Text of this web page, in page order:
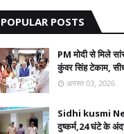
POPULAR POSTS
PM मोदी से मिले
कुंवर सिंह टेकाम,
अगस्त 03, 2026
Sidhi kusmi
दुष्कर्म,24 घंटे के